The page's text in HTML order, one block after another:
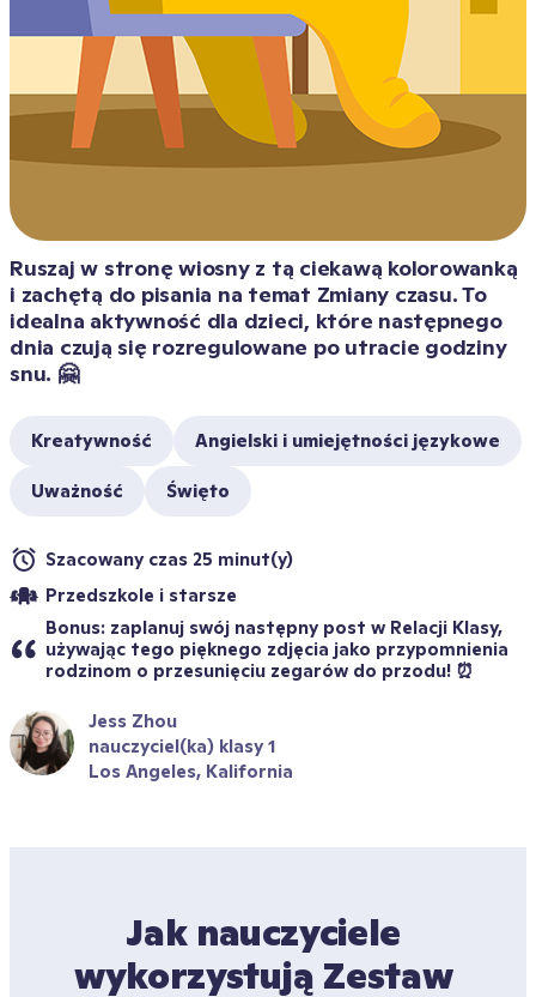
Ruszaj w stronę wiosny z tą ciekawą kolorowanką
i zachętą do pisania na temat Zmiany czasu. To
idealna aktywność dla dzieci, które następnego
dnia czują się rozregulowane po utracie godziny
snu. 🤗
Kreatywność Angielski i umiejętności językowe
Uważność Święto
Szacowany czas 25 minut(y)
Przedszkole i starsze
Bonus: zaplanuj swój następny post w Relacji Klasy,
używając tego pięknego zdjęcia jako przypomnienia
rodzinom o przesunięciu zegarów do przodu! ⏰
Jess Zhou
nauczyciel(ka) klasy 1
Los Angeles, Kalifornia
Jak nauczyciele
wykorzystują Zestaw